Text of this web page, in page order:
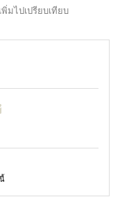
เพิ่มไปเปรียบเทียบ